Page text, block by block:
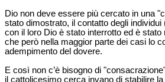
Dio non deve essere più cercato in una
stato dimostrato, il contatto degli
con il loro Dio è stato interrotto ed è
che però nella maggior parte dei casi lo
adempimento del dovere.
E così non c’è bisogno di
il cattolicesimo cerca invano di stabilire